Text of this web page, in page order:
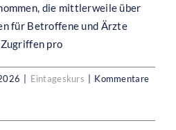
die mittlerweile über
für Betroffene und Ärzte
pro
Eintageskurs
Kommentare